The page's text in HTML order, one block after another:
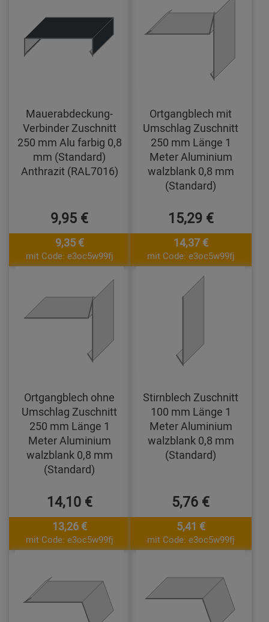
Mauerabdeckung-
Verbinder Zuschnitt
250 mm Alu farbig 0,8
mm (Standard)
Anthrazit (RAL7016)
9,95 €
9,35 €
mit Code: e3oc5w99fj
Ortgangblech mit
Umschlag Zuschnitt
250 mm Länge 1
Meter Aluminium
walzblank 0,8 mm
(Standard)
15,29 €
14,37 €
mit Code: e3oc5w99fj
Ortgangblech ohne
Umschlag Zuschnitt
250 mm Länge 1
Meter Aluminium
walzblank 0,8 mm
(Standard)
14,10 €
13,26 €
mit Code: e3oc5w99fj
Stirnblech Zuschnitt
100 mm Länge 1
Meter Aluminium
walzblank 0,8 mm
(Standard)
5,76 €
5,41 €
mit Code: e3oc5w99fj